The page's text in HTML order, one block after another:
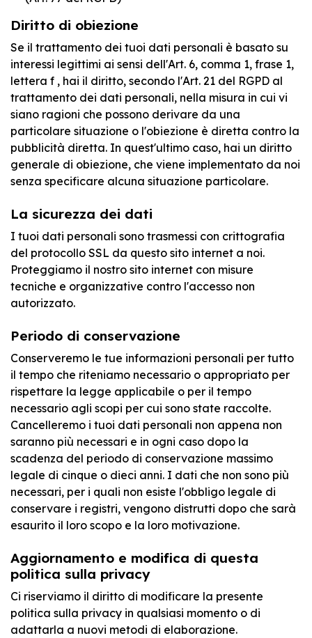
Diritto di obiezione
Se il trattamento dei tuoi dati personali è basato su
interessi legittimi ai sensi dell'Art. 6, comma 1, frase 1,
lettera f , hai il diritto, secondo l'Art. 21 del RGPD al
trattamento dei dati personali, nella misura in cui vi
siano ragioni che possono derivare da una
particolare situazione o l'obiezione è diretta contro la
pubblicità diretta. In quest'ultimo caso, hai un diritto
generale di obiezione, che viene implementato da noi
senza specificare alcuna situazione particolare.
La sicurezza dei dati
I tuoi dati personali sono trasmessi con crittografia
del protocollo SSL da questo sito internet a noi.
Proteggiamo il nostro sito internet con misure
tecniche e organizzative contro l'accesso non
autorizzato.
Periodo di conservazione
Conserveremo le tue informazioni personali per tutto
il tempo che riteniamo necessario o appropriato per
rispettare la legge applicabile o per il tempo
necessario agli scopi per cui sono state raccolte.
Cancelleremo i tuoi dati personali non appena non
saranno più necessari e in ogni caso dopo la
scadenza del periodo di conservazione massimo
legale di cinque o dieci anni. I dati che non sono più
necessari, per i quali non esiste l'obbligo legale di
conservare i registri, vengono distrutti dopo che sarà
esaurito il loro scopo e la loro motivazione.
Aggiornamento e modifica di questa
politica sulla privacy
Ci riserviamo il diritto di modificare la presente
politica sulla privacy in qualsiasi momento o di
adattarla a nuovi metodi di elaborazione.